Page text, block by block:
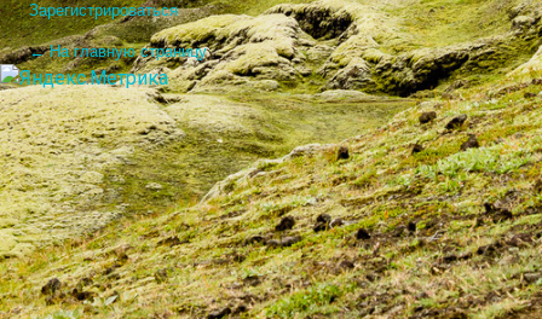
Зарегистрироваться
← На главную страницу